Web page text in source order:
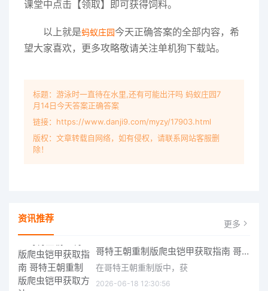
课堂中点击【领取】即可获得饲料。
以上就是蚂蚁庄园今天正确答案的全部内容，希
望大家喜欢，更多攻略敬请关注单机狗下载站。
标题：游泳时一直待在水里,还有可能出汗吗 蚂蚁庄园7
月14日今天答案正确答案
链接：https://www.danji9.com/myzy/17903.html
版权：文章转载自网络，如有侵权，请联系网站客服删
除！
资讯推荐 更多
哥特王朝重制版爬虫铠甲获取指南 哥特王朝重制版爬虫铠甲获取方法
在哥特王朝重制版中，获
2026-06-18 12:30:56